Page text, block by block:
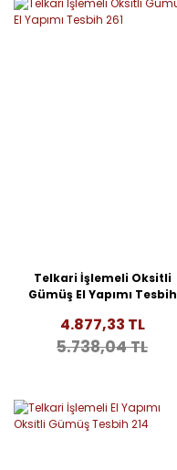
Telkari İşlemeli Oksitli
Gümüş El Yapımı Tesbih
4.877,33 TL
5.738,04 TL